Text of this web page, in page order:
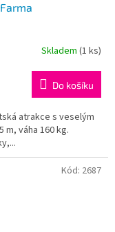
Skladem (1 ks)
Do košíku
atrakce s veselým
m, váha 160 kg.
Kód: 2687